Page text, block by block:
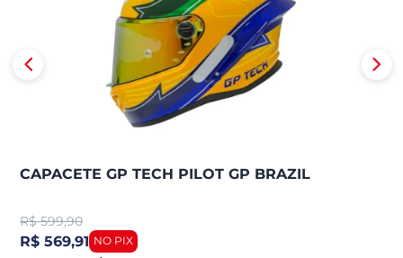
CAPACETE GP TECH PILOT GP BRAZIL
R$ 599,90
R$ 569,91